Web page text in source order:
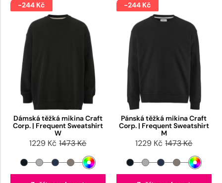
-244 Kč
Dámská těžká mikina Craft
Corp. | Frequent Sweatshirt
W
1229 Kč 1473 Kč
-244 Kč
Pánská těžká mikina Craft
Corp. | Frequent Sweatshirt
M
1229 Kč 1473 Kč